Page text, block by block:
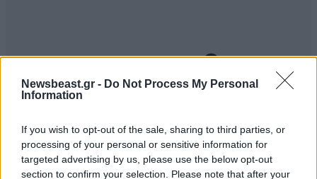
Newsbeast.gr - Do Not Process My Personal
Information
If you wish to opt-out of the sale, sharing to third parties, or
processing of your personal or sensitive information for
targeted advertising by us, please use the below opt-out
section to confirm your selection. Please note that after your
ΠΡΟΣΘΕΣΤΕ ΤΟ ΣΧΟΛΙΟ ΣΑΣ